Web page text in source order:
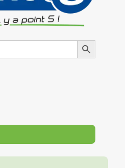
Search Button